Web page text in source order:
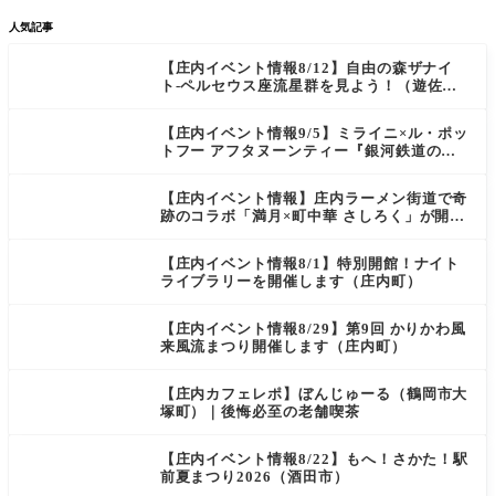
人気記事
【庄内イベント情報8/12】自由の森ザナイ
ト-ペルセウス座流星群を見よう！（遊佐
【庄内イベント情報9/5】ミライニ×ル・ポッ
トフー アフタヌーンティー『銀河鉄道の
【庄内イベント情報】庄内ラーメン街道で奇
跡のコラボ「満月×町中華 さしろく」が開催
【庄内イベント情報8/1】特別開館！ナイト
ライブラリーを開催します（庄内町）
【庄内イベント情報8/29】第9回 かりかわ風
来風流まつり開催します（庄内町）
【庄内カフェレポ】ぼんじゅーる（鶴岡市大
塚町）｜後悔必至の老舗喫茶
【庄内イベント情報8/22】もへ！さかた！駅
前夏まつり2026（酒田市）